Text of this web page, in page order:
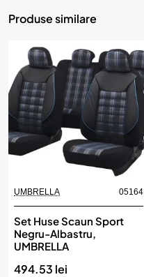
Produse similare
UMBRELLA 05164
Set Huse Scaun Sport
Negru-Albastru,
UMBRELLA
494.53 lei